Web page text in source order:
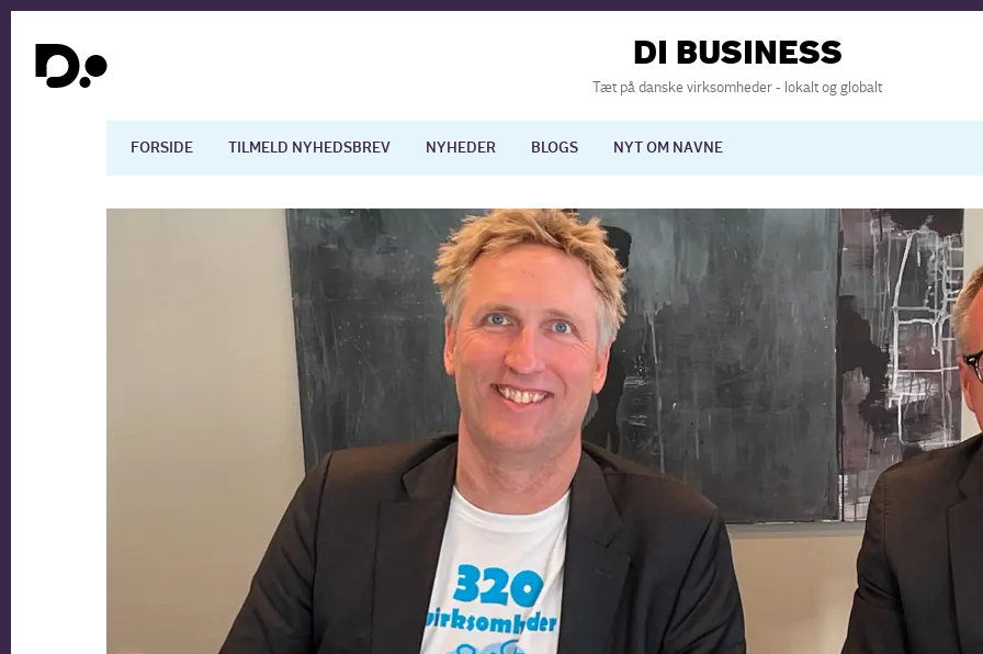
DI BUSINESS
Tæt på danske virksomheder - lokalt og globalt
FORSIDE TILMELD NYHEDSBREV NYHEDER BLOGS NYT OM NAVNE
Digitalisering International økonomi
Uddannelse Europapolitik